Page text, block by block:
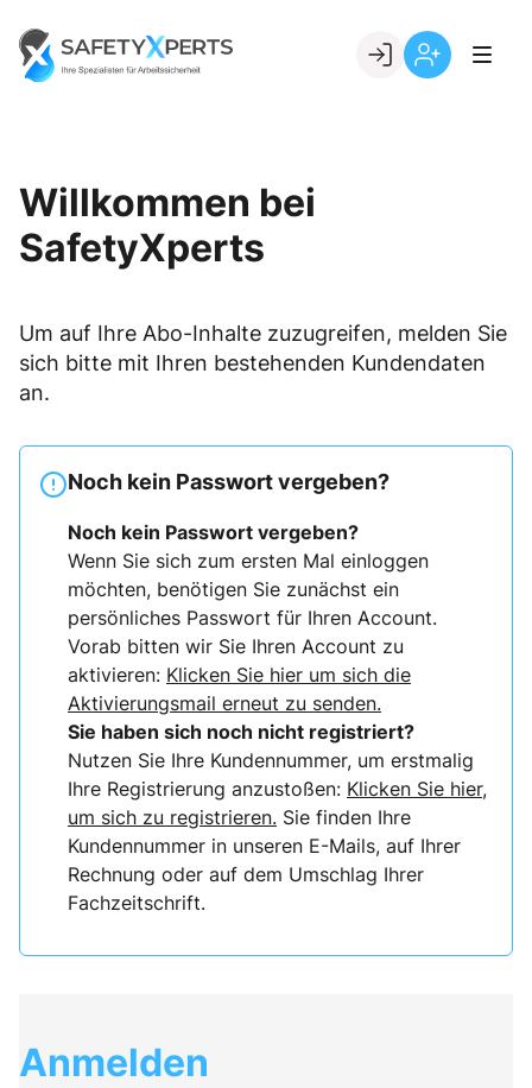
content
Go to landing page.
Willkommen bei
SafetyXperts
Um auf Ihre Abo-Inhalte zuzugreifen, melden Sie
sich bitte mit Ihren bestehenden Kundendaten
an.
Noch kein Passwort vergeben?
Noch kein Passwort vergeben?
Wenn Sie sich zum ersten Mal einloggen
möchten, benötigen Sie zunächst ein
persönliches Passwort für Ihren Account.
Vorab bitten wir Sie Ihren Account zu
aktivieren: Klicken Sie hier um sich die
Aktivierungsmail erneut zu senden.
Sie haben sich noch nicht registriert?
Nutzen Sie Ihre Kundennummer, um erstmalig
Ihre Registrierung anzustoßen: Klicken Sie hier,
um sich zu registrieren. Sie finden Ihre
Kundennummer in unseren E-Mails, auf Ihrer
Rechnung oder auf dem Umschlag Ihrer
Fachzeitschrift.
Anmelden